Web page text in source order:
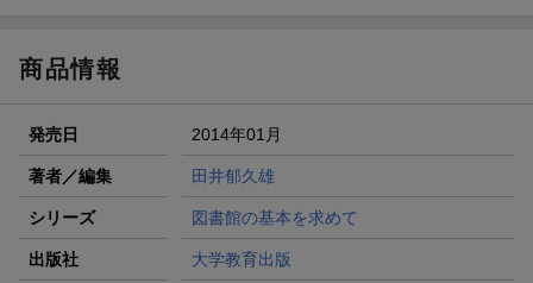
商品情報
発売日 2014年01月
著者／編集 田井郁久雄
シリーズ 図書館の基本を求めて
出版社 大学教育出版